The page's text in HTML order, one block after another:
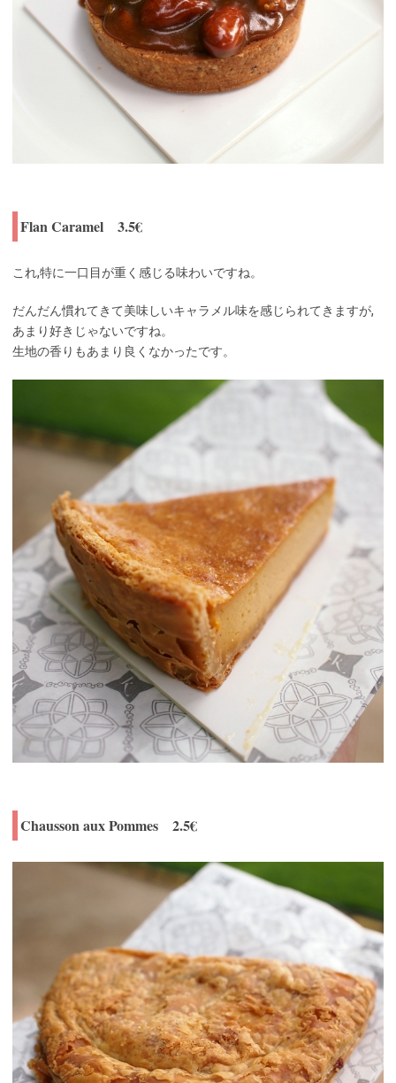
Flan Caramel 3.5€
これ,特に一口目が重く感じる味わいですね。
だんだん慣れてきて美味しいキャラメル味を感じられてきますが,
あまり好きじゃないですね。
生地の香りもあまり良くなかったです。
Chausson aux Pommes 2.5€